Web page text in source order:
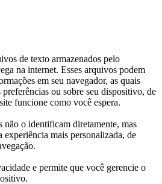
de texto armazenados pelo
na internet. Esses arquivos podem
em seu navegador, as quais
preferências ou sobre seu dispositivo, de
funcione como você espera.
não o identificam diretamente, mas
experiência mais personalizada, de
e permite que você gerencie o